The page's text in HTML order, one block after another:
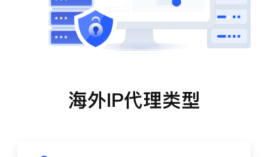
海外IP代理类型